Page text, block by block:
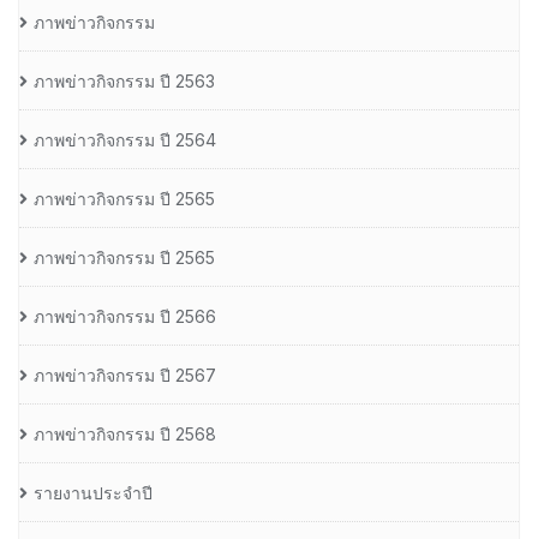
ภาพข่าวกิจกรรม
ภาพข่าวกิจกรรม ปี 2563
ภาพข่าวกิจกรรม ปี 2564
ภาพข่าวกิจกรรม ปี 2565
ภาพข่าวกิจกรรม ปี 2565
ภาพข่าวกิจกรรม ปี 2566
ภาพข่าวกิจกรรม ปี 2567
ภาพข่าวกิจกรรม ปี 2568
รายงานประจำปี